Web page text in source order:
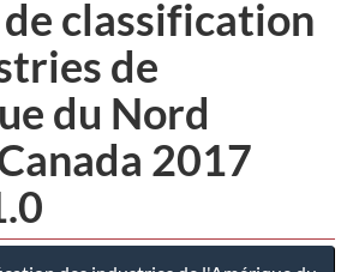
classification
de
du Nord
2017